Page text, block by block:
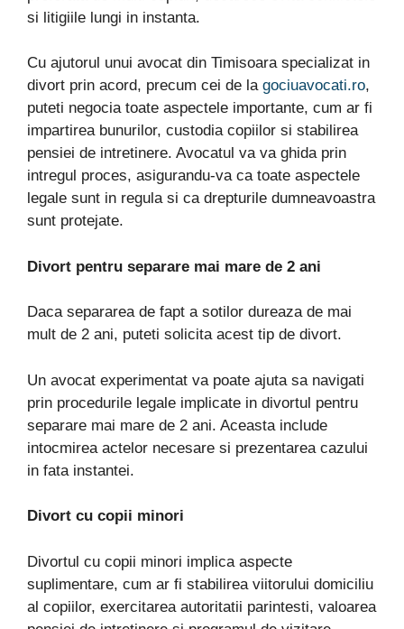
si litigiile lungi in instanta.
Cu ajutorul unui avocat din Timisoara specializat in
divort prin acord, precum cei de la gociuavocati.ro,
puteti negocia toate aspectele importante, cum ar fi
impartirea bunurilor, custodia copiilor si stabilirea
pensiei de intretinere. Avocatul va va ghida prin
intregul proces, asigurandu-va ca toate aspectele
legale sunt in regula si ca drepturile dumneavoastra
sunt protejate.
Divort pentru separare mai mare de 2 ani
Daca separarea de fapt a sotilor dureaza de mai
mult de 2 ani, puteti solicita acest tip de divort.
Un avocat experimentat va poate ajuta sa navigati
prin procedurile legale implicate in divortul pentru
separare mai mare de 2 ani. Aceasta include
intocmirea actelor necesare si prezentarea cazului
in fata instantei.
Divort cu copii minori
Divortul cu copii minori implica aspecte
suplimentare, cum ar fi stabilirea viitorului domiciliu
al copiilor, exercitarea autoritatii parintesti, valoarea